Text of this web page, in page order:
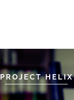
PROJECT HELIX